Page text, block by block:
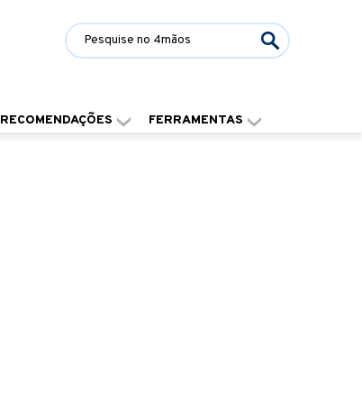
RECOMENDAÇÕES FERRAMENTAS